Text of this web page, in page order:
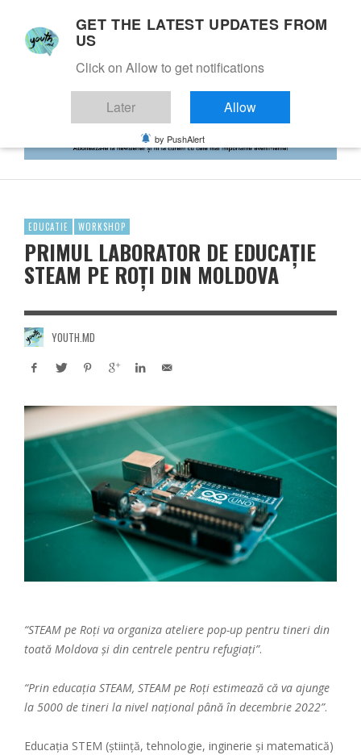
EDUCATIE WORKSHOP
PRIMUL LABORATOR DE EDUCAȚIE
STEAM PE ROȚI DIN MOLDOVA
YOUTH.MD
“STEAM pe Roți va organiza ateliere pop-up pentru tineri din
toată Moldova și din centrele pentru refugiați”.
“Prin educația STEAM, STEAM pe Roți estimează că va ajunge
la 5000 de tineri la nivel național până în decembrie 2022”.
Educația STEM (știință, tehnologie, inginerie și matematică)
GET THE LATEST UPDATES FROM
US
Click on Allow to get notifications
Later Allow
by PushAlert